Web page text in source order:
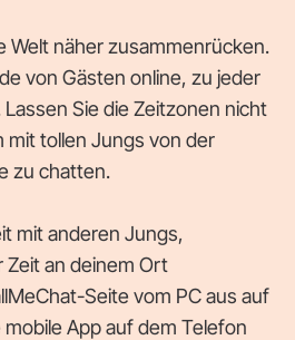
Welt näher zusammenrücken.
von Gästen online, zu jeder
Sie die Zeitzonen nicht
mit tollen Jungs von der
zu chatten.
mit anderen Jungs,
Zeit an deinem Ort
Seite vom PC aus auf
App auf dem Telefon